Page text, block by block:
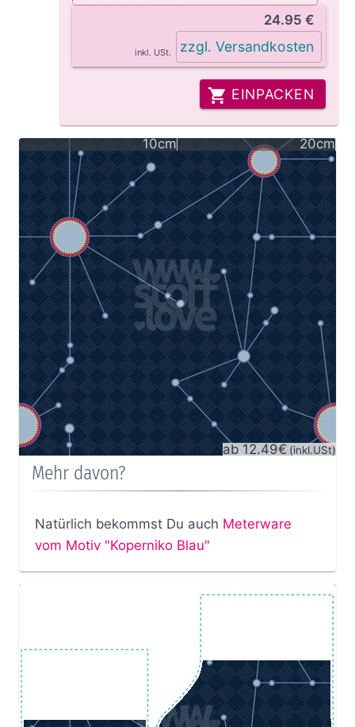
24.95 €
inkl. USt. zzgl. Versandkosten
EINPACKEN
10cm 20cm
ab 12.49€ (inkl.USt)
Mehr davon?
Natürlich bekommst Du auch Meterware
vom Motiv "Koperniko Blau"